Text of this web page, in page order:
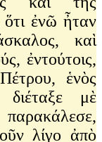
ὅτι ἐνῶ ἦταν
καὶ
ἐντούτοις,
ἑνὸς
μὲ
λίγο ἀπὸ